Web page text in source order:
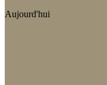
Aujourd'hui